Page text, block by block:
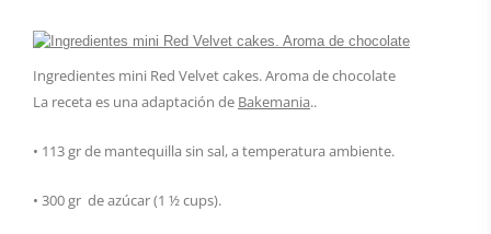
Ingredientes mini Red Velvet cakes. Aroma de chocolate
La receta es una adaptación de Bakemania..
• 113 gr de mantequilla sin sal, a temperatura ambiente.
• 300 gr de azúcar (1 ½ cups).